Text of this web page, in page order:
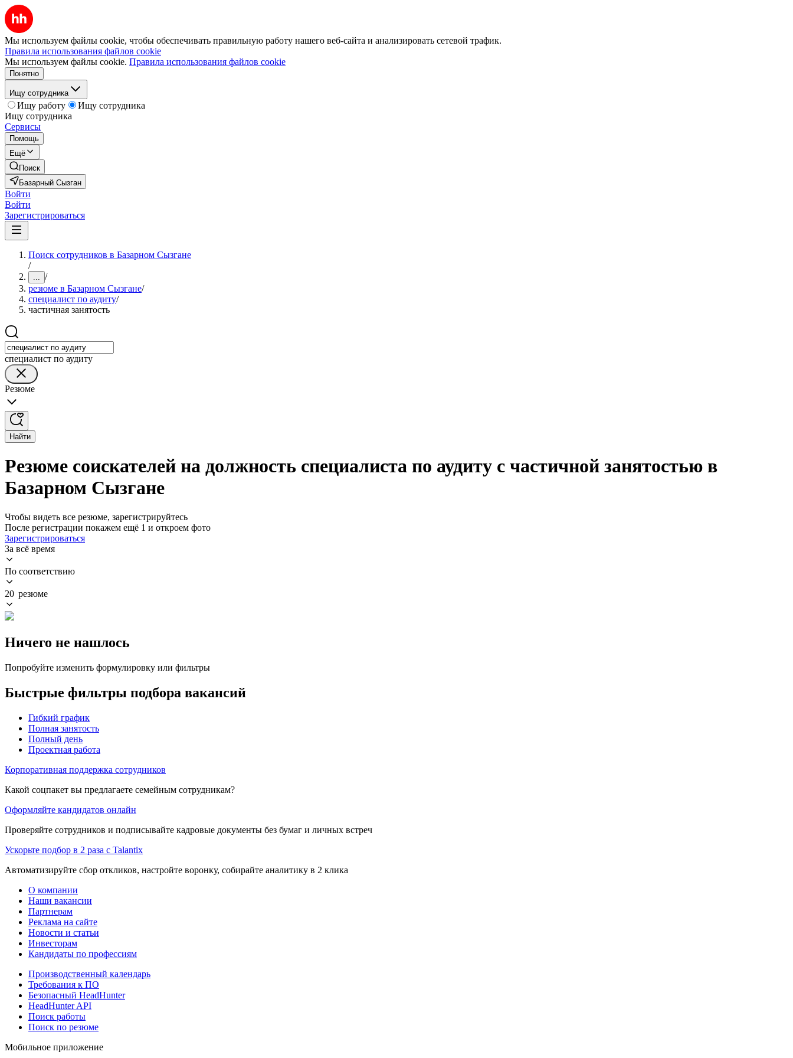
Мы используем файлы cookie, чтобы обеспечивать правильную работу нашего веб-сайта и анализировать сетевой трафик.
Правила использования файлов cookie
Мы используем файлы cookie. Правила использования файлов cookie
Понятно
Ищу сотрудника
Ищу работу
Ищу сотрудника
Ищу сотрудника
Сервисы
Помощь
Ещё
Поиск
Базарный Сызган
Войти
Войти
Зарегистрироваться
Поиск сотрудников в Базарном Сызгане
/
... /
резюме в Базарном Сызгане/
специалист по аудиту/
частичная занятость
специалист по аудиту
Резюме
Найти
Резюме соискателей на должность специалиста по аудиту с частичной занятостью в
Базарном Сызгане
Чтобы видеть все резюме, зарегистрируйтесь
После регистрации покажем ещё 1 и откроем фото
Зарегистрироваться
За всё время
По соответствию
20 резюме
Ничего не нашлось
Попробуйте изменить формулировку или фильтры
Быстрые фильтры подбора вакансий
Гибкий график
Полная занятость
Полный день
Проектная работа
Корпоративная поддержка сотрудников
Какой соцпакет вы предлагаете семейным сотрудникам?
Оформляйте кандидатов онлайн
Проверяйте сотрудников и подписывайте кадровые документы без бумаг и личных встреч
Ускорьте подбор в 2 раза с Talantix
Автоматизируйте сбор откликов, настройте воронку, собирайте аналитику в 2 клика
О компании
Наши вакансии
Партнерам
Реклама на сайте
Новости и статьи
Инвесторам
Кандидаты по профессиям
Производственный календарь
Требования к ПО
Безопасный HeadHunter
HeadHunter API
Поиск работы
Поиск по резюме
Мобильное приложение